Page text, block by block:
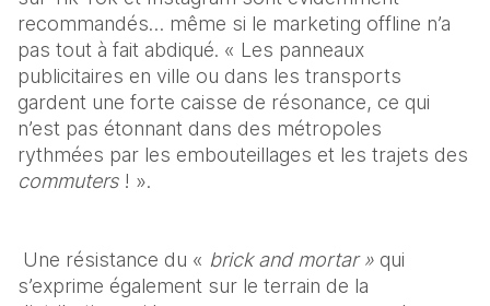
recommandés… même si le marketing offline n’a
pas tout à fait abdiqué. « Les panneaux
publicitaires en ville ou dans les transports
gardent une forte caisse de résonance, ce qui
n’est pas étonnant dans des métropoles
commuters ! ».
Une résistance du « brick and mortar » qui
s’exprime également sur le terrain de la